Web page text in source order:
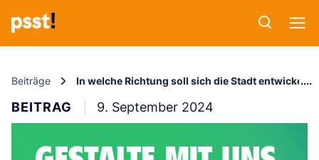
Beiträge In welche Richtung soll sich die Stadt entwickeln?
BEITRAG 9. September 2024